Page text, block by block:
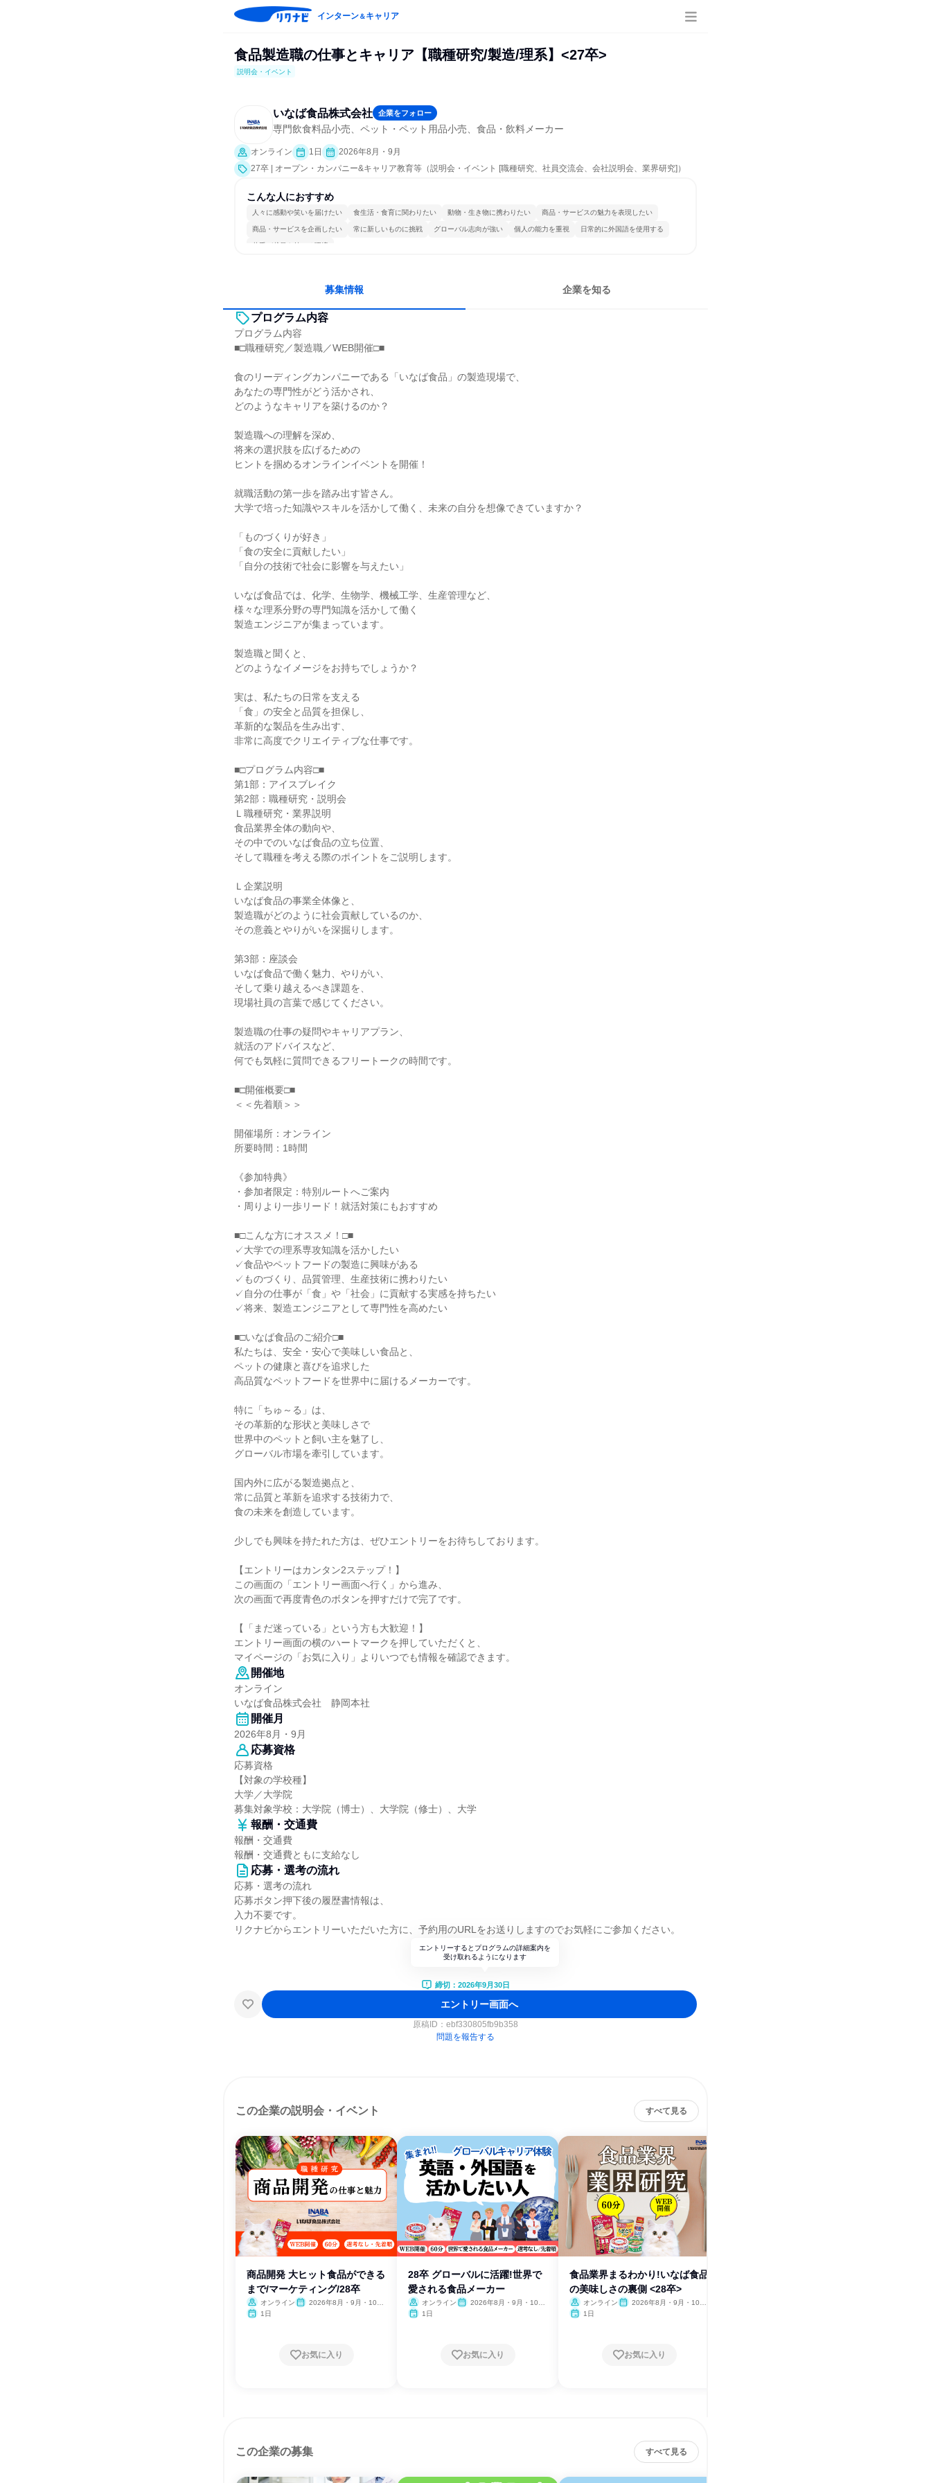
インターン＆キャリア
食品製造職の仕事とキャリア【職種研究/製造/理系】<27卒>
説明会・イベント
いなば食品株式会社 企業をフォロー
専門飲食料品小売、ペット・ペット用品小売、食品・飲料メーカー
オンライン 1日
2026年8月・9月
27卒 | オープン・カンパニー&キャリア教育等（説明会・イベント [職種研究、社員交流会、会社説明会、業界研究]）
こんな人におすすめ
人々に感動や笑いを届けたい 食生活・食育に関わりたい 動物・生き物に携わりたい 商品・サービスの魅力を表現したい
商品・サービスを企画したい 常に新しいものに挑戦 グローバル志向が強い 個人の能力を重視 日常的に外国語を使用する
若手が裁量を持てる環境
募集情報 企業を知る
プログラム内容
プログラム内容
■□職種研究／製造職／WEB開催□■
食のリーディングカンパニーである「いなば食品」の製造現場で、
あなたの専門性がどう活かされ、
どのようなキャリアを築けるのか？
製造職への理解を深め、
将来の選択肢を広げるための
ヒントを掴めるオンラインイベントを開催！
就職活動の第一歩を踏み出す皆さん。
大学で培った知識やスキルを活かして働く、未来の自分を想像できていますか？
「ものづくりが好き」
「食の安全に貢献したい」
「自分の技術で社会に影響を与えたい」
いなば食品では、化学、生物学、機械工学、生産管理など、
様々な理系分野の専門知識を活かして働く
製造エンジニアが集まっています。
製造職と聞くと、
どのようなイメージをお持ちでしょうか？
実は、私たちの日常を支える
「食」の安全と品質を担保し、
革新的な製品を生み出す、
非常に高度でクリエイティブな仕事です。
■□プログラム内容□■
第1部：アイスブレイク
第2部：職種研究・説明会
Ｌ職種研究・業界説明
食品業界全体の動向や、
その中でのいなば食品の立ち位置、
そして職種を考える際のポイントをご説明します。
Ｌ企業説明
いなば食品の事業全体像と、
製造職がどのように社会貢献しているのか、
その意義とやりがいを深掘りします。
第3部：座談会
いなば食品で働く魅力、やりがい、
そして乗り越えるべき課題を、
現場社員の言葉で感じてください。
製造職の仕事の疑問やキャリアプラン、
就活のアドバイスなど、
何でも気軽に質問できるフリートークの時間です。
■□開催概要□■
＜＜先着順＞＞
開催場所：オンライン
所要時間：1時間
《参加特典》
・参加者限定：特別ルートへご案内
・周りより一歩リード！就活対策にもおすすめ
■□こんな方にオススメ！□■
✓大学での理系専攻知識を活かしたい
✓食品やペットフードの製造に興味がある
✓ものづくり、品質管理、生産技術に携わりたい
✓自分の仕事が「食」や「社会」に貢献する実感を持ちたい
✓将来、製造エンジニアとして専門性を高めたい
■□いなば食品のご紹介□■
私たちは、安全・安心で美味しい食品と、
ペットの健康と喜びを追求した
高品質なペットフードを世界中に届けるメーカーです。
特に「ちゅ～る」は、
その革新的な形状と美味しさで
世界中のペットと飼い主を魅了し、
グローバル市場を牽引しています。
国内外に広がる製造拠点と、
常に品質と革新を追求する技術力で、
食の未来を創造しています。
少しでも興味を持たれた方は、ぜひエントリーをお待ちしております。
【エントリーはカンタン2ステップ！】
この画面の「エントリー画面へ行く」から進み、
次の画面で再度青色のボタンを押すだけで完了です。
【「まだ迷っている」という方も大歓迎！】
エントリー画面の横のハートマークを押していただくと、
マイページの「お気に入り」よりいつでも情報を確認できます。
開催地
オンライン
いなば食品株式会社 静岡本社
開催月
2026年8月・9月
応募資格
応募資格
【対象の学校種】
大学／大学院
募集対象学校：大学院（博士）、大学院（修士）、大学
報酬・交通費
報酬・交通費
報酬・交通費ともに支給なし
応募・選考の流れ
応募・選考の流れ
応募ボタン押下後の履歴書情報は、
入力不要です。
リクナビからエントリーいただいた方に、予約用のURLをお送りしますのでお気軽にご参加ください。
エントリーするとプログラムの詳細案内を
受け取れるようになります
締切：2026年9月30日
エントリー画面へ
原稿ID： ebf330805fb9b358
問題を報告する
この企業の説明会・イベント すべて見る
商品開発 大ヒット食品ができる
まで/マーケティング/28卒
オンライン
2026年8月・9月・10
1日
お気に入り
28卒 グローバルに活躍!世界で
愛される食品メーカー
オンライン
2026年8月・9月・10
1日
お気に入り
食品業界まるわかり!いなば食品
の美味しさの裏側 <28卒>
オンライン
2026年8月・9月・10
1日
お気に入り
この企業の募集 すべて見る